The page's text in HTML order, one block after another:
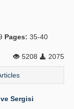
Pages: 35-40
5208
2075
Sergisi